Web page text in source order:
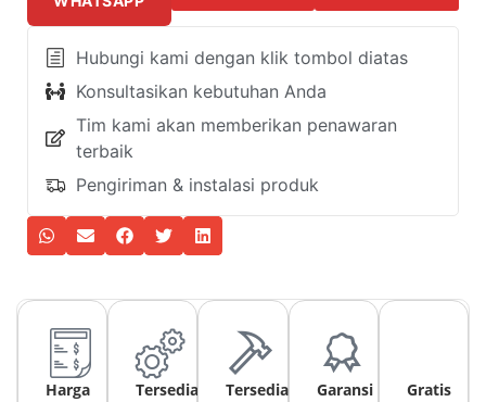
Hubungi kami dengan klik tombol diatas
Konsultasikan kebutuhan Anda
Tim kami akan memberikan penawaran
terbaik
Pengiriman & instalasi produk
Harga
Tersedia
Tersedia
Garansi
Gratis